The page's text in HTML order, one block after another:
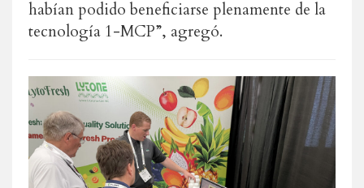
habían podido beneficiarse plenamente de la
tecnología 1-MCP”, agregó.